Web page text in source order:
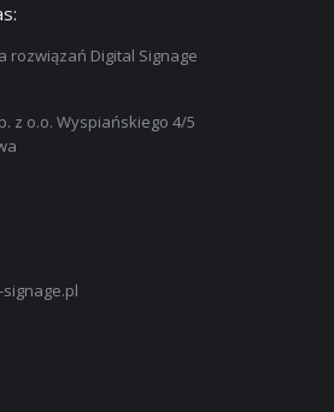
rozwiązań Digital Signage
z o.o. Wyspiańskiego 4/5